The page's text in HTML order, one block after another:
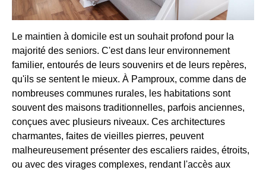
Le maintien à domicile est un souhait profond pour la
majorité des seniors. C'est dans leur environnement
familier, entourés de leurs souvenirs et de leurs repères,
qu'ils se sentent le mieux. À Pamproux, comme dans de
nombreuses communes rurales, les habitations sont
souvent des maisons traditionnelles, parfois anciennes,
conçues avec plusieurs niveaux. Ces architectures
charmantes, faites de vieilles pierres, peuvent
malheureusement présenter des escaliers raides, étroits,
ou avec des virages complexes, rendant l'accès aux